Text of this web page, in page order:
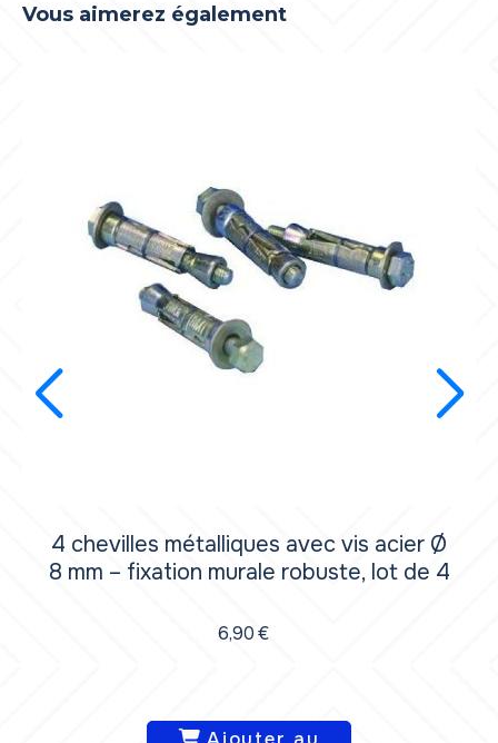
Vous aimerez également
4 chevilles métalliques avec vis acier Ø
8 mm – fixation murale robuste, lot de 4
6,90